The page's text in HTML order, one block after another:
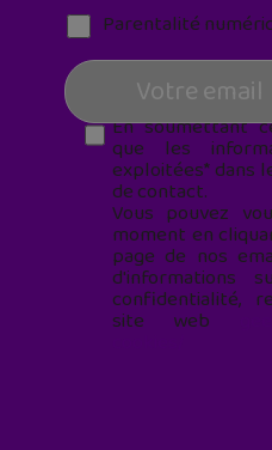
Parentalité
En soumettant
que les
exploitées* dans
de contact.
Vous pouvez
moment en
page de nos
d'informations
confidentialité,
site web